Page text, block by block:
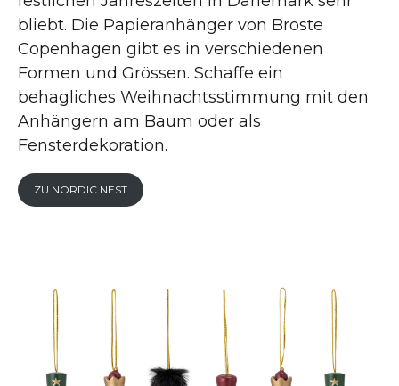
bliebt. Die Papieranhänger von Broste
Copenhagen gibt es in verschiedenen
Formen und Grössen. Schaffe ein
behagliches Weihnachtsstimmung mit den
Anhängern am Baum oder als
Fensterdekoration.
ZU NORDIC NEST